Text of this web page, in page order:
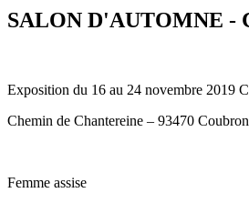
SALON D'AUTOMNE -
Exposition du 16 au 24 novembre 2019
Chemin de Chantereine – 93470 Coubron
Femme assise